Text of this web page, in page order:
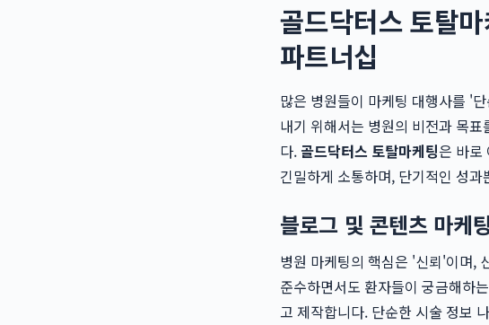
골드닥터스 토탈
파트너십
많은 병원들이 마케팅 대행사를 '
내기 위해서는 병원의 비전과 목
다. 골드닥터스 토탈마케팅은 바로
긴밀하게 소통하며, 단기적인 성
블로그 및 콘텐츠 마케
병원 마케팅의 핵심은 '신뢰'이며,
준수하면서도 환자들이 궁금해하
고 제작합니다. 단순한 시술 정보